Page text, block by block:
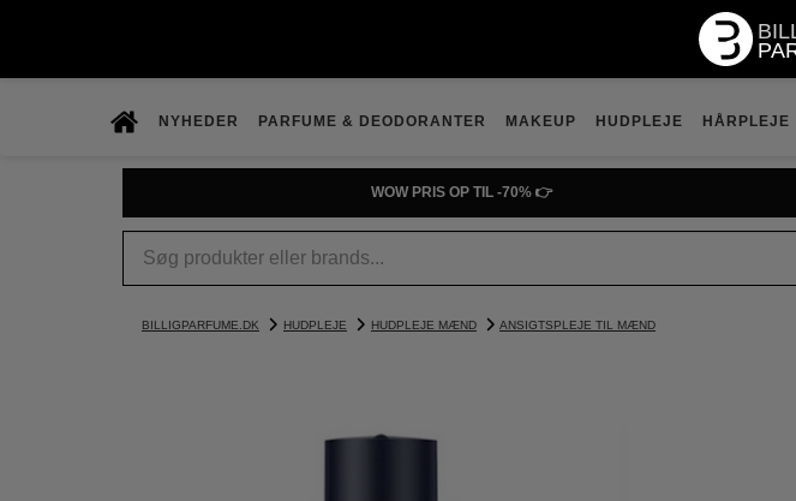
NYHEDER PARFUME & DEODORANTER MAKEUP HUDPLEJE HÅRPLEJE
WOW PRIS OP TIL -70% 👉
BILLIGPARFUME.DK HUDPLEJE HUDPLEJE MÆND ANSIGTSPLEJE TIL MÆND